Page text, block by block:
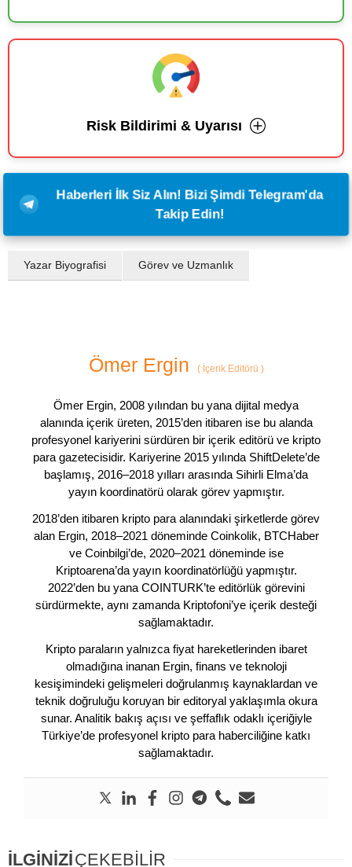
Risk Bildirimi & Uyarısı
Haberleri İlk Siz Alın! Bizi Şimdi Telegram'da
Takip Edin!
Yazar Biyografisi Görev ve Uzmanlık
Ömer Ergin (İçerik Editörü )
Ömer Ergin, 2008 yılından bu yana dijital medya
alanında içerik üreten, 2015’den itibaren ise bu alanda
profesyonel kariyerini sürdüren bir içerik editörü ve kripto
para gazetecisidir. Kariyerine 2015 yılında ShiftDelete’de
başlamış, 2016–2018 yılları arasında Sihirli Elma’da
yayın koordinatörü olarak görev yapmıştır.
2018’den itibaren kripto para alanındaki şirketlerde görev
alan Ergin, 2018–2021 döneminde Coinkolik, BTCHaber
ve Coinbilgi’de, 2020–2021 döneminde ise
Kriptoarena’da yayın koordinatörlüğü yapmıştır.
2022’den bu yana COINTURK’te editörlük görevini
sürdürmekte, aynı zamanda Kriptofoni’ye içerik desteği
sağlamaktadır.
Kripto paraların yalnızca fiyat hareketlerinden ibaret
olmadığına inanan Ergin, finans ve teknoloji
kesişimindeki gelişmeleri doğrulanmış kaynaklardan ve
teknik doğruluğu koruyan bir editoryal yaklaşımla okura
sunar. Analitik bakış açısı ve şeffaflık odaklı içeriğiyle
Türkiye’de profesyonel kripto para haberciliğine katkı
sağlamaktadır.
İLGİNİZİÇEKEBİLİR